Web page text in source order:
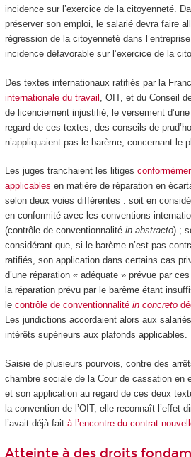
incidence sur l’exercice de la citoyenneté.
préserver son emploi, le salarié devra faire
régression de la citoyenneté dans
incidence défavorable sur l’exercice de la
Des textes internationaux ratifiés par la
internationale du travail , OIT, et du Conseil
de licenciement injustifié, le versement
regard de ces textes, des conseils de
n’appliquaient pas le barème, concernant le
Les juges tranchaient les litiges
applicables en matière de réparation en
selon deux voies différentes : soit en
en conformité avec les conventions
(contrôle de conventionnalité in abstracto) ;
considérant que, si le barème n’est pas
ratifiés, son application dans certains cas
d’une réparation « adéquate » prévue par
la réparation prévu par le barème étant
le contrôle de conventionnalité in concreto
Les juridictions accordaient alors aux
intérêts supérieurs aux plafonds applicables.
Saisie de plusieurs pourvois, contre des
chambre sociale de la Cour de cassation en
et son application au regard de ces deux
la convention de l’OIT, elle reconnaît l’effet
l’avait déjà fait à l’encontre du contrat
Atteinte à des droits